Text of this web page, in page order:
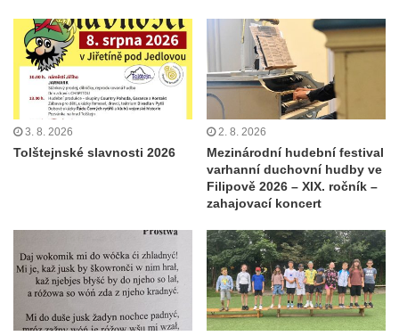
3. 8. 2026
Tolštejnské slavnosti 2026
2. 8. 2026
Mezinárodní hudební festival
varhanní duchovní hudby ve
Filipově 2026 – XIX. ročník –
zahajovací koncert